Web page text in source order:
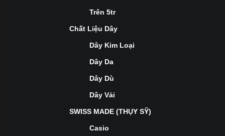
Trên 5tr
Chất Liệu Dây
Dây Kim Loại
Dây Da
Dây Dù
Dây Vải
SWISS MADE (THỤY SỸ)
Casio